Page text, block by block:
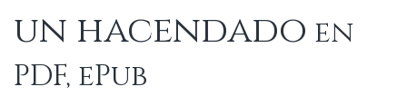
un hacendado en
PDF, ePub